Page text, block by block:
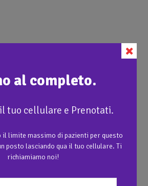
al completo.
tuo cellulare e Prenotati.
il limite massimo di pazienti per questo
posto lasciando qua il tuo cellulare. Ti
richiamiamo noi!